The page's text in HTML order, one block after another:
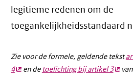
legitieme redenen om de
toegankelijkheidsstandaard
Zie voor de formele, geldende tekst
4(externe
en de toelichting bij artikel 3